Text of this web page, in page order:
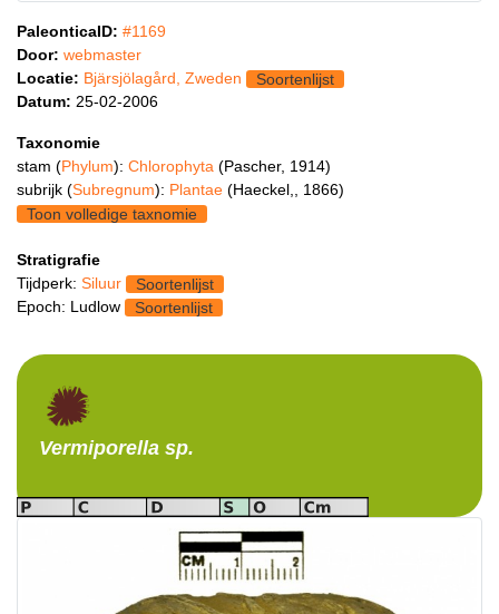
PaleonticaID: #1169
Door: webmaster
Locatie: Bjärsjölagård, Zweden
Soortenlijst
Datum: 25-02-2006
Taxonomie
stam (Phylum): Chlorophyta (Pascher, 1914)
subrijk (Subregnum): Plantae (Haeckel,, 1866)
Toon volledige taxnomie
Stratigrafie
Tijdperk: Siluur
Soortenlijst
Epoch: Ludlow
Soortenlijst
Vermiporella sp.